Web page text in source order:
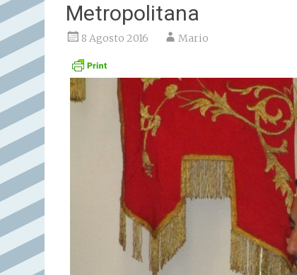
Metropolitana
8 Agosto 2016 Mario